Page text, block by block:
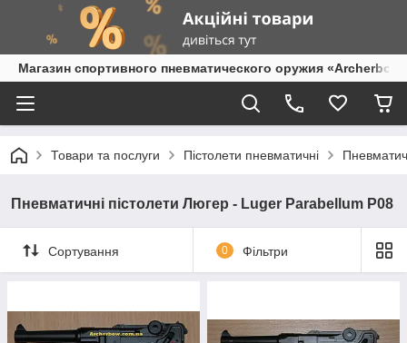
Магазин спортивного пневматического оружия
Товари та послуги Пістолети пневматичні
Пневматичні пістолети Люгер - Luger Parabellum P08
Сортування 0 Фільтри